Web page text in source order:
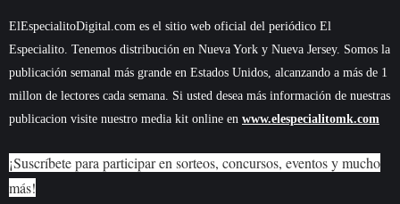
ElEspecialitoDigital.com es el sitio web oficial del periódico El
Especialito. Tenemos distribución en Nueva York y Nueva Jersey. Somos la
publicación semanal más grande en Estados Unidos, alcanzando a más de 1
millon de lectores cada semana. Si usted desea más información de nuestras
publicacion visite nuestro media kit online en www.elespecialitomk.com
¡Suscríbete para participar en sorteos, concursos, eventos y mucho
más!